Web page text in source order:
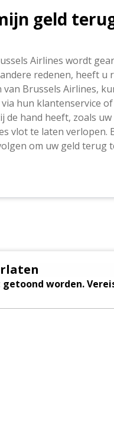
geld
Airlines wordt
redenen, heeft u
Brussels Airlines,
hun klantenservice
de hand heeft, zoals
vlot te laten verlopen.
om uw geld terug
getoond worden.